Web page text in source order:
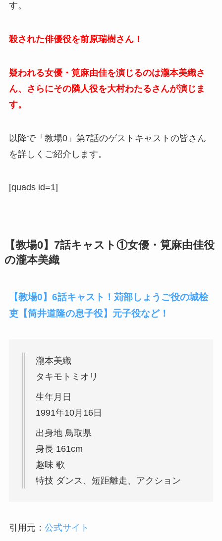
す。
殺された俳優役を前原瑞樹さん！
疑われる女優・筧麻由佳を演じるのは瀧本美織さ
ん、さらにその隣人役を大村わたるさんが演じま
す。
以降で「 教場0」第7話のゲストキャストの皆さん
を詳しくご紹介します。
[quads id=1]
【教場0】7話キャスト①女優・筧麻由佳役
の瀧本美織
【教場0】6話キャスト！苅部しょうご役の城桧
吏【筒井道隆の息子役】元子役など！
瀧本美織
タキモトミオリ
生年月日
1991年10月16日
出身地 鳥取県
身長 161cm
趣味 歌
特技 ダンス、短距離走、アクション
引用元： 公式サイト